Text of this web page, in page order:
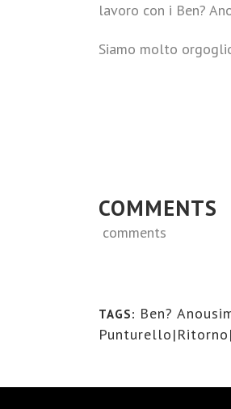
lavoro con i Ben?
Siamo molto
COMMENTS
comments
TAGS: Ben?